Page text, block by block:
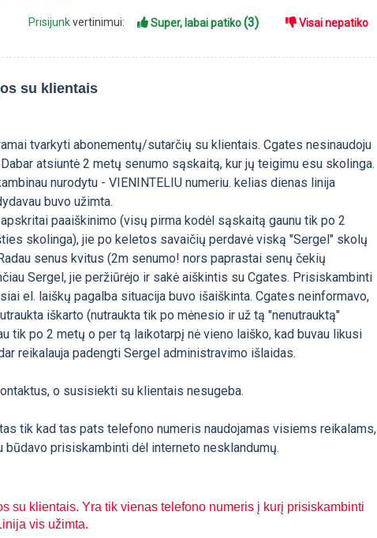
Prisijunkvertinimui: Super, labai patiko(3) Visai nepatiko
su klientais
tvarkyti abonementų/sutarčių su klientais. Cgates nesinaudoju
atsiuntė 2 metų senumo sąskaitą, kur jų teigimu esu skolinga.
nurodytu - VIENINTELIU numeriu. kelias dienas linija
buvo užimta.
paaiškinimo (visų pirma kodėl sąskaitą gaunu tik po 2
skolinga), jie po keletos savaičių perdavė viską "Sergel" skolų
senus kvitus (2m senumo! nors paprastai senų čekių
Sergel, jie peržiūrėjo ir sakė aiškintis su Cgates. Prisiskambinti
el. laiškų pagalba situacija buvo išaiškinta. Cgates neinformavo,
iškarto (nutraukta tik po mėnesio ir už tą "nenutrauktą"
tik po 2 metų o per tą laikotarpį nė vieno laiško, kad buvau likusi
reikalauja padengti Sergel administravimo išlaidas.
o susisiekti su klientais nesugeba.
tik kad tas pats telefono numeris naudojamas visiems reikalams,
būdavo prisiskambinti dėl interneto nesklandumų.
su klientais. Yra tik vienas telefono numeris į kurį prisiskambinti
vis užimta.